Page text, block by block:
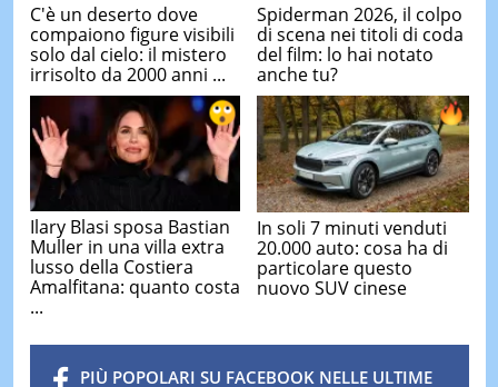
C'è un deserto dove
compaiono figure visibili
solo dal cielo: il mistero
irrisolto da 2000 anni ...
Spiderman 2026, il colpo
di scena nei titoli di coda
del film: lo hai notato
anche tu?
Ilary Blasi sposa Bastian
Muller in una villa extra
lusso della Costiera
Amalfitana: quanto costa
...
In soli 7 minuti venduti
20.000 auto: cosa ha di
particolare questo
nuovo SUV cinese
PIÙ POPOLARI SU FACEBOOK NELLE ULTIME